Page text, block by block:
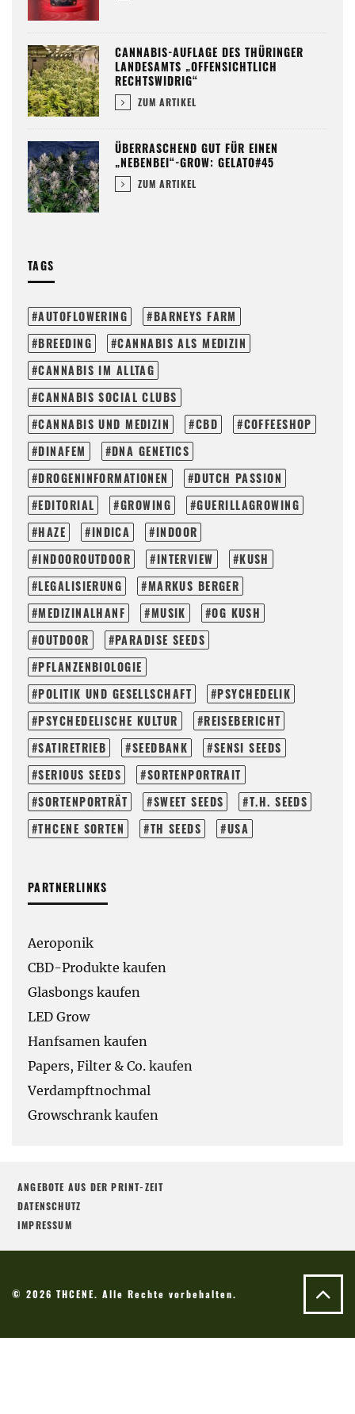
CANNABIS-AUFLAGE DES THÜRINGER
LANDESAMTS „OFFENSICHTLICH
RECHTSWIDRIG“
ZUM ARTIKEL
ÜBERRASCHEND GUT FÜR EINEN
„NEBENBEI“-GROW: GELATO#45
ZUM ARTIKEL
TAGS
AUTOFLOWERING
BARNEYS FARM
BREEDING
CANNABIS ALS MEDIZIN
CANNABIS IM ALLTAG
CANNABIS SOCIAL CLUBS
CANNABIS UND MEDIZIN
CBD
COFFEESHOP
DINAFEM
DNA GENETICS
DROGENINFORMATIONEN
DUTCH PASSION
EDITORIAL
GROWING
GUERILLAGROWING
HAZE
INDICA
INDOOR
INDOOROUTDOOR
INTERVIEW
KUSH
LEGALISIERUNG
MARKUS BERGER
MEDIZINALHANF
MUSIK
OG KUSH
OUTDOOR
PARADISE SEEDS
PFLANZENBIOLOGIE
POLITIK UND GESELLSCHAFT
PSYCHEDELIK
PSYCHEDELISCHE KULTUR
REISEBERICHT
SATIRETRIEB
SEEDBANK
SENSI SEEDS
SERIOUS SEEDS
SORTENPORTRAIT
SORTENPORTRÄT
SWEET SEEDS
T.H. SEEDS
THCENE SORTEN
TH SEEDS USA
PARTNERLINKS
Aeroponik
CBD-Produkte kaufen
Glasbongs kaufen
LED Grow
Hanfsamen kaufen
Papers, Filter & Co. kaufen
Verdampftnochmal
Growschrank kaufen
ANGEBOTE AUS DER PRINT-ZEIT
DATENSCHUTZ
IMPRESSUM
© 2026 THCENE. Alle Rechte vorbehalten.